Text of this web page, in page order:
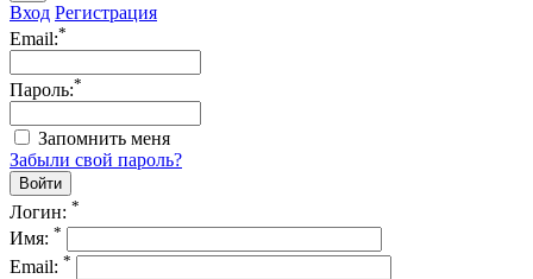
Вход Регистрация
Email:*
Пароль:*
Запомнить меня
Забыли свой пароль?
Логин: *
Имя: *
Email: *